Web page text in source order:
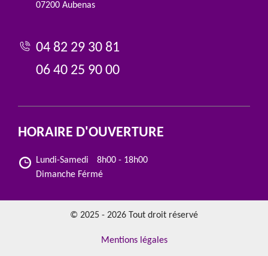
07200 Aubenas
04 82 29 30 81
06 40 25 90 00
HORAIRE D'OUVERTURE
Lundi-Samedi
8h00 - 18h00
Dimanche Férmé
© 2025 - 2026 Tout droit réservé
Mentions légales